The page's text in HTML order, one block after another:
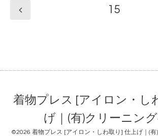
15
着物プレス [アイロン・し
げ｜(有)クリーニン
©2026 着物プレス [アイロン・しわ取り] 仕上げ｜(